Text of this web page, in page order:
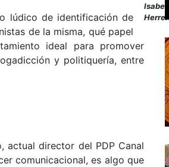
Isabel
Herrera
lúdico de identificación de
de la misma, qué papel
ideal para promover
y politiquería, entre
actual director del PDP Canal
comunicacional, es algo que